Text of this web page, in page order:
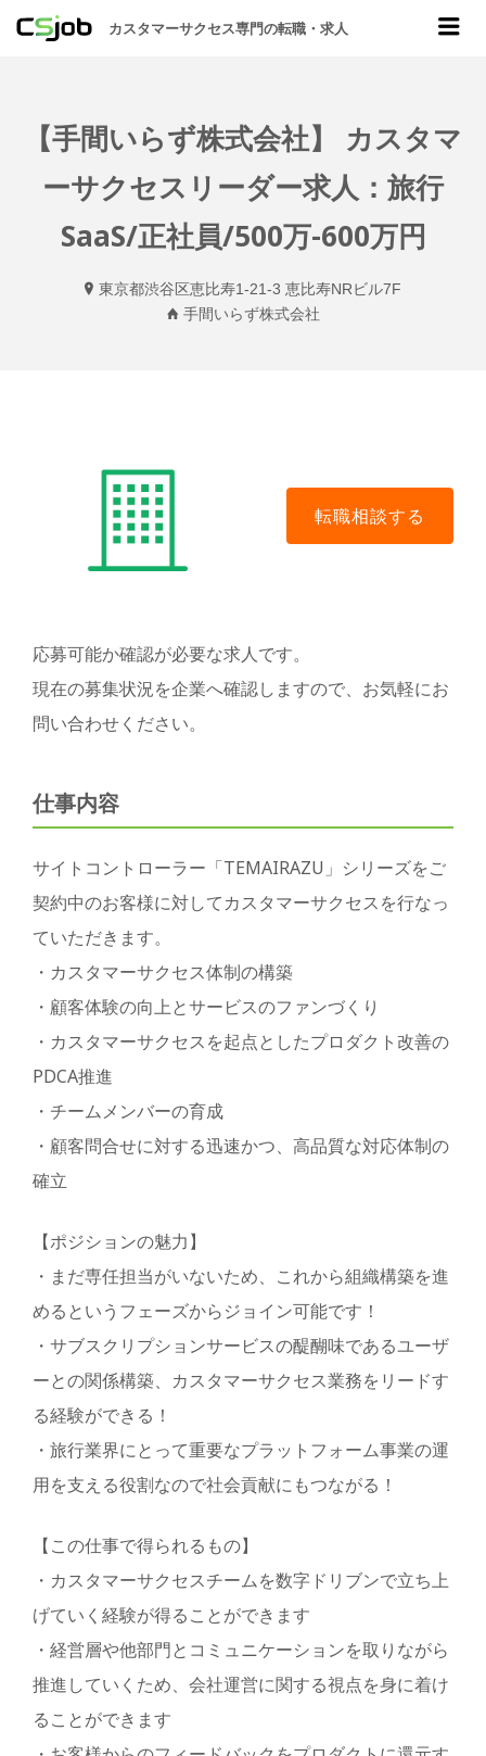
CSJOB
カスタマーサクセス専門の転職・求人
【手間いらず株式会社】 カスタマ
ーサクセスリーダー求人：旅行
SaaS/正社員/500万-600万円
東京都渋谷区恵比寿1-21-3 恵比寿NRビル7F
手間いらず株式会社
応募可能か確認が必要な求人です。
現在の募集状況を企業へ確認しますので、お気軽にお
問い合わせください。
仕事内容
サイトコントローラー「TEMAIRAZU」シリーズをご
契約中のお客様に対してカスタマーサクセスを行なっ
ていただきます。
・カスタマーサクセス体制の構築
・顧客体験の向上とサービスのファンづくり
・カスタマーサクセスを起点としたプロダクト改善の
PDCA推進
・チームメンバーの育成
・顧客問合せに対する迅速かつ、高品質な対応体制の
確立
【ポジションの魅力】
・まだ専任担当がいないため、これから組織構築を進
めるというフェーズからジョイン可能です！
・サブスクリプションサービスの醍醐味であるユーザ
ーとの関係構築、カスタマーサクセス業務をリードす
る経験ができる！
・旅行業界にとって重要なプラットフォーム事業の運
用を支える役割なので社会貢献にもつながる！
【この仕事で得られるもの】
・カスタマーサクセスチームを数字ドリブンで立ち上
げていく経験が得ることができます
・経営層や他部門とコミュニケーションを取りながら
推進していくため、会社運営に関する視点を身に着け
ることができます